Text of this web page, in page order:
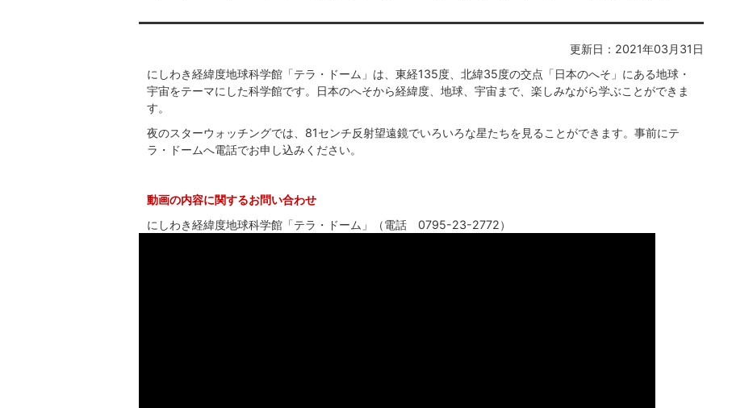
更新日：2021年03月31日
にしわき経緯度地球科学館「テラ・ドーム」は、東経135度、北緯35度の交点「日本のへそ」にある地球・
宇宙をテーマにした科学館です。日本のへそから経緯度、地球、宇宙まで、楽しみながら学ぶことができま
す。
夜のスターウォッチングでは、81センチ反射望遠鏡でいろいろな星たちを見ることができます。事前にテ
ラ・ドームへ電話でお申し込みください。
動画の内容に関するお問い合わせ
にしわき経緯度地球科学館「テラ・ドーム」（電話 0795-23-2772）